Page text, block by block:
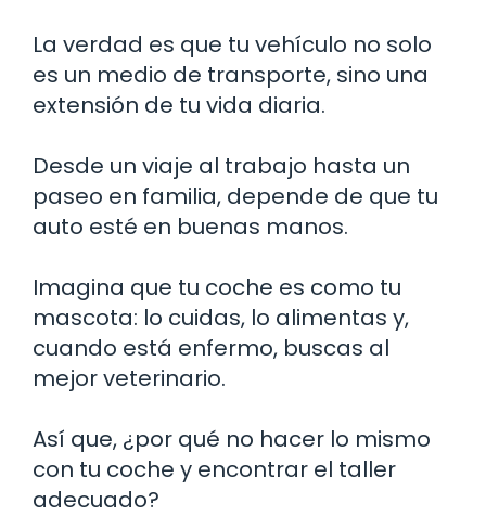
La verdad es que tu vehículo no solo
es un medio de transporte, sino una
extensión de tu vida diaria.
Desde un viaje al trabajo hasta un
paseo en familia, depende de que tu
auto esté en buenas manos.
Imagina que tu coche es como tu
mascota: lo cuidas, lo alimentas y,
cuando está enfermo, buscas al
mejor veterinario.
Así que, ¿por qué no hacer lo mismo
con tu coche y encontrar el taller
adecuado?